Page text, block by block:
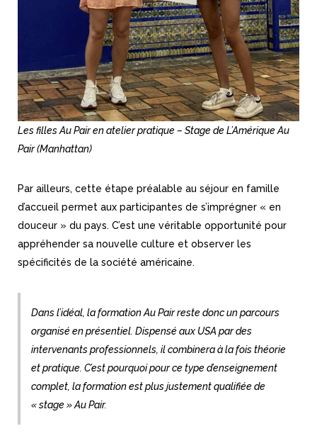
Les filles Au Pair en atelier pratique – Stage de L’Amérique Au
Pair (Manhattan)
Par ailleurs, cette étape préalable au séjour en famille
d’accueil permet aux participantes de s’imprégner « en
douceur » du pays. C’est une véritable opportunité pour
appréhender sa nouvelle culture et observer les
spécificités de la société américaine.
Dans l’idéal, la formation Au Pair reste donc un parcours
organisé en présentiel. Dispensé aux USA par des
intervenants professionnels, il combinera à la fois théorie
et pratique. C’est pourquoi pour ce type d’enseignement
complet, la formation est plus justement qualifiée de
« stage » Au Pair.